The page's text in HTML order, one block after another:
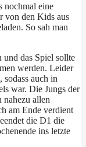
nochmal eine
von den Kids aus
So sah man
das Spiel sollte
werden. Leider
sodass auch in
war. Die Jungs der
allen
am Ende verdient
die D1 die
ins letzte